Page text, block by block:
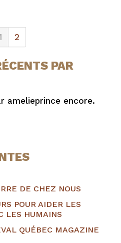
2
PAR
amelieprince encore.
DE CHEZ NOUS
POUR AIDER LES
LES HUMAINS
QUÉBEC MAGAZINE